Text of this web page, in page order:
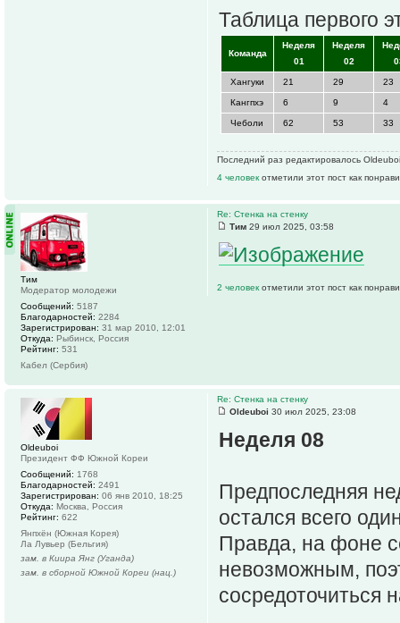
Таблица первого
Команда
Неделя
01
Неделя
02
Хангуки 21 29 23
Кангпхэ 6 9 4
Чеболи 62 53 33
Последний раз редактировалось
4 человек отметили этот пост как
Re: Стенка на стенку
Тим 29 июл 2025, 03:58
2 человек отметили этот пост как
Тим
Модератор молодежи
Сообщений: 5187
Благодарностей: 2284
Зарегистрирован: 31 мар 2010, 12:01
Откуда: Рыбинск, Россия
Рейтинг: 531
Кабел (Сербия)
Re: Стенка на стенку
Oldeuboi 30 июл 2025, 23:08
Неделя 08
Предпоследняя
остался всего
Правда, на фоне
невозможным,
сосредоточиться
Oldeuboi
Президент ФФ Южной Кореи
Сообщений: 1768
Благодарностей: 2491
Зарегистрирован: 06 янв 2010, 18:25
Откуда: Москва, Россия
Рейтинг: 622
Янпхён (Южная Корея)
Ла Лувьер (Бельгия)
зам. в Киира Янг (Уганда)
зам. в сборной Южной Кореи (нац.)